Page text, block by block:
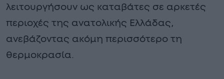
λειτουργήσουν ως καταβάτες σε αρκετές
περιοχές της ανατολικής Ελλάδας,
ανεβάζοντας ακόμη περισσότερο τη
θερμοκρασία.